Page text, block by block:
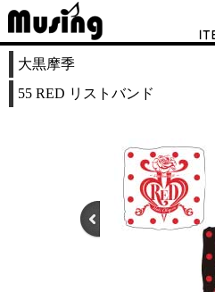
大黒摩季
55 RED リストバンド